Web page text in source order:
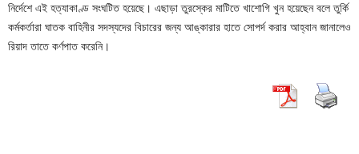
নির্দেশে এই হত্যাকাণ্ড সংঘটিত হয়েছে। এছাড়া তুরস্কের মাটিতে খাশোগি খুন হয়েছেন বলে তুর্কি
কর্মকর্তারা ঘাতক বাহিনীর সদস্যদের বিচারের জন্য আঙ্কারার হাতে সোপর্দ করার আহ্বান জানালেও
রিয়াদ তাতে কর্ণপাত করেনি।